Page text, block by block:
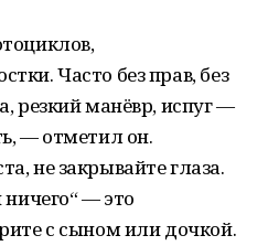
Часто без прав, без
резкий манёвр, испуг —
— отметил он.
не закрывайте глаза.
ничего“ — это
с сыном или дочкой.